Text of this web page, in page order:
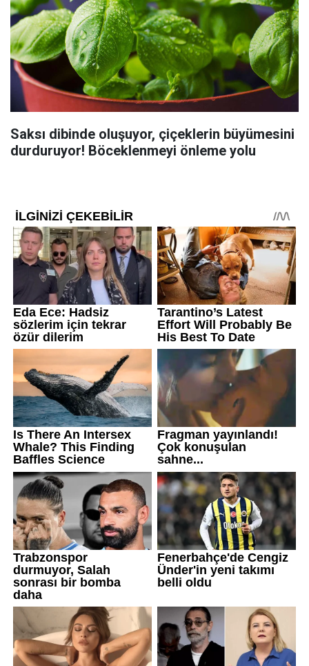
Saksı dibinde oluşuyor, çiçeklerin büyümesini
durduruyor! Böceklenmeyi önleme yolu